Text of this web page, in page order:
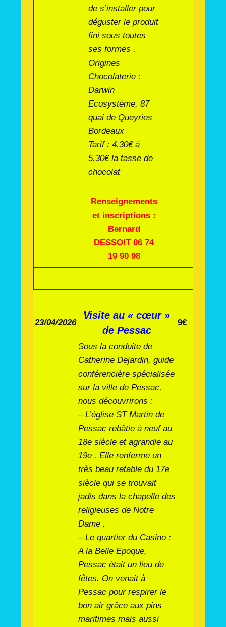
de s’installer pour
déguster le produit
fini sous toutes
ses formes .
Origines
Chocolaterie :
Darwin
Ecosystème, 87
quai de Queyries
Bordeaux
Tarif : 4.30€ à
5.30€ la tasse de
chocolat
Renseignements
et inscriptions :
Bernard
DESSOIT 06 74
19 90 98
23/04/2026
Visite au « cœur »
de Pessac
9€
Sous la conduite de
Catherine Dejardin, guide
conférencière spécialisée
sur la ville de Pessac,
nous découvrirons :
– L’église ST Martin de
Pessac rebâtie à neuf au
18e siècle et agrandie au
19e . Elle renferme un
très beau retable du 17e
siècle qui se trouvait
jadis dans la chapelle des
religieuses de Notre
Dame .
– Le quartier du Casino :
A la Belle Epoque,
Pessac était un lieu de
fêtes. On venait à
Pessac pour respirer le
bon air grâce aux pins
maritimes mais aussi